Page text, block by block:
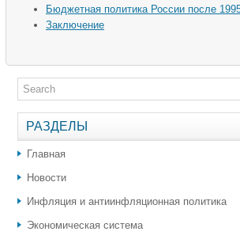
Бюджетная политика России после
Заключение
РАЗДЕЛЫ
Главная
Новости
Инфляция и антиинфляционная политика
Экономическая система